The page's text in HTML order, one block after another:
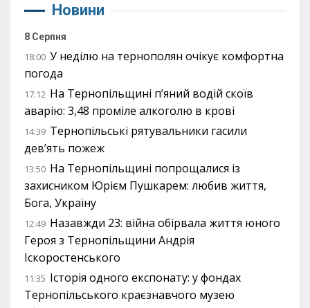
Новини
8 Серпня
18:00 У неділю на тернополян очікує комфортна
погода
17:12 На Тернопільщині п’яний водій скоїв
аварію: 3,48 проміле алкоголю в крові
14:39 Тернопільські рятувальники гасили
дев’ять пожеж
13:50 На Тернопільщині попрощалися із
захисником Юрієм Пушкарем: любив життя,
Бога, Україну
12:49 Назавжди 23: війна обірвала життя юного
Героя з Тернопільщини Андрія
Іскоростенського
11:35 Історія одного експонату: у фондах
Тернопільського краєзнавчого музею